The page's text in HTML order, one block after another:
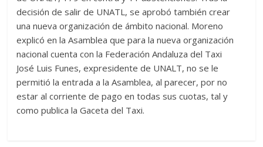
decisión de salir de UNATL, se aprobó también crear
una nueva organización de ámbito nacional. Moreno
explicó en la Asamblea que para la nueva organización
nacional cuenta con la Federación Andaluza del Taxi
José Luis Funes, expresidente de UNALT, no se le
permitió la entrada a la Asamblea, al parecer, por no
estar al corriente de pago en todas sus cuotas, tal y
como publica la Gaceta del Taxi.